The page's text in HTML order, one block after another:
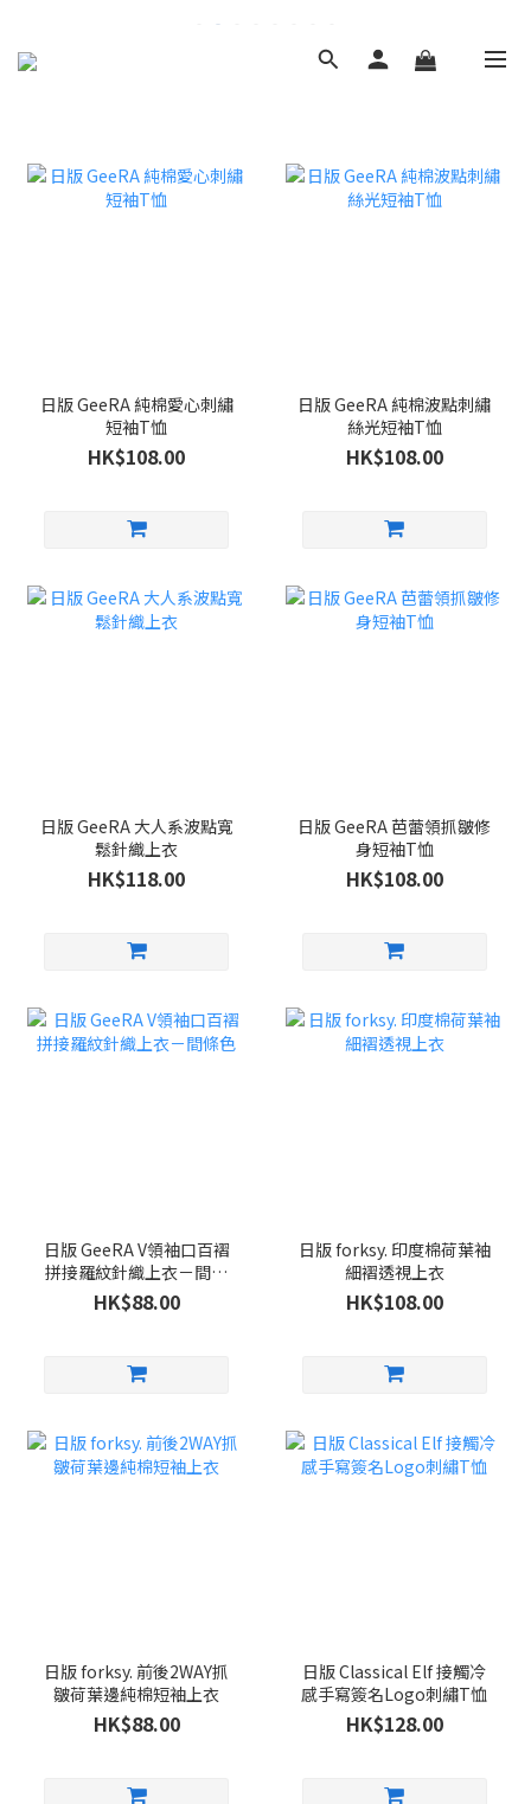
日版 GeeRA 純棉愛心刺繡
短袖T恤
HK$108.00
日版 GeeRA 純棉波點刺繡
絲光短袖T恤
HK$108.00
日版 GeeRA 大人系波點寬
鬆針織上衣
HK$118.00
日版 GeeRA 芭蕾領抓皺修
身短袖T恤
HK$108.00
日版 GeeRA V領袖口百褶
拼接羅紋針織上衣－間條
色
HK$88.00
日版 forksy. 印度棉荷葉袖
細褶透視上衣
HK$108.00
日版 forksy. 前後2WAY抓
皺荷葉邊純棉短袖上衣
HK$88.00
日版 Classical Elf 接觸冷
感手寫簽名Logo刺繡T恤
HK$128.00